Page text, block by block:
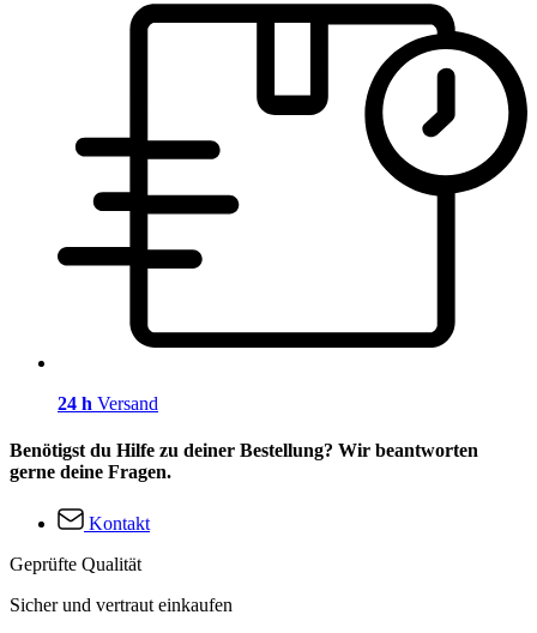
24 h Versand
Benötigst du Hilfe zu deiner Bestellung? Wir beantworten
gerne deine Fragen.
Kontakt
Geprüfte Qualität
Sicher und vertraut einkaufen